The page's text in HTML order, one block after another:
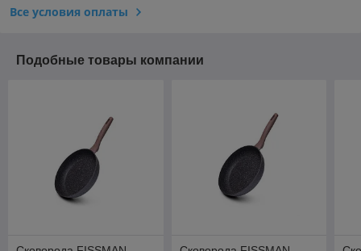
Все условия оплаты
Подобные товары компании